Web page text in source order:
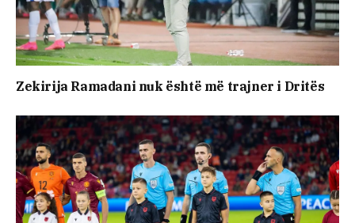
Zekirija Ramadani nuk është më trajner i Dritës